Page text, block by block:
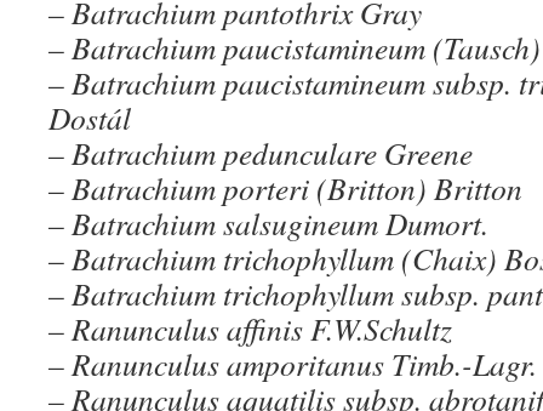
– Batrachium pantothrix Gray
– Batrachium paucistamineum
– Batrachium paucistamineum subsp.
Dostál
– Batrachium pedunculare Greene
– Batrachium porteri (Britton) Britton
– Batrachium salsugineum Dumort.
– Batrachium trichophyllum (Chaix)
– Batrachium trichophyllum subsp.
– Ranunculus affinis F.W.Schultz
– Ranunculus amporitanus Timb.-Lagr.
– Ranunculus aquatilis subsp.